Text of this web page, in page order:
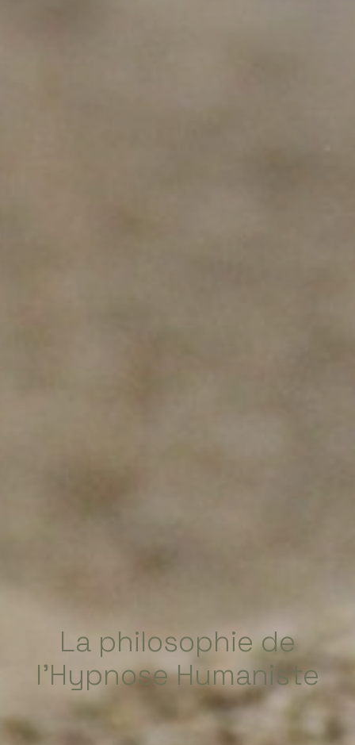
La philosophie de
l'Hypnose Humaniste